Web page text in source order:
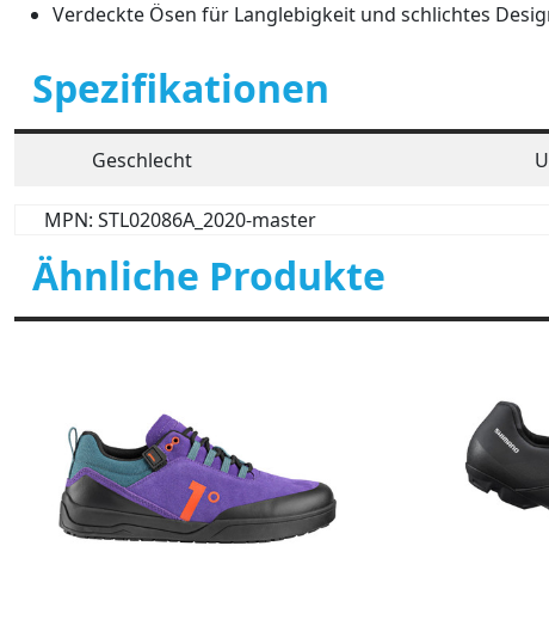
Verdeckte Ösen für Langlebigkeit und schlichtes
Spezifikationen
Geschlecht
MPN: STL02086A_2020-master
Ähnliche Produkte